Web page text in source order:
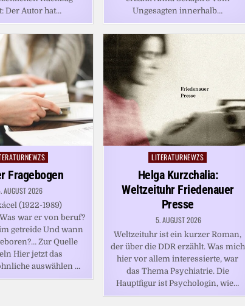
Der Autor hat…
Ungesagten innerhalb…
Fragebogen
AUGUST 2026
(1922-1989)
war er von beruf?
getreide Und wann
Zur Quelle
Hier jetzt das
auswählen …
Posted
in
LITERATURNEWZS
Helga Kurzchalia:
Weltzeituhr Friedenauer
Presse
5. AUGUST 2026
Weltzeituhr ist ein kurzer Roman,
der über die DDR erzählt. Was mich
hier vor allem interessierte, war
das Thema Psychiatrie. Die
Hauptfigur ist Psychologin, wie…